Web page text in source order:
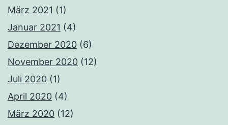
März 2021 (1)
Januar 2021 (4)
Dezember 2020 (6)
November 2020 (12)
Juli 2020 (1)
April 2020 (4)
März 2020 (12)